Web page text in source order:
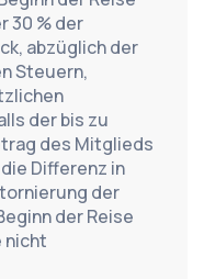
30 % der
abzüglich der
Steuern,
der bis zu
des Mitglieds
Differenz in
der
der Reise
nicht